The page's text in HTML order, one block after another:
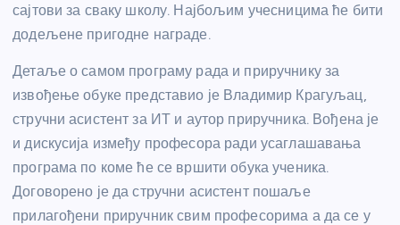
сајтови за сваку школу. Најбољим учесницима ће бити
додељене пригодне награде.
Детаље о самом програму рада и приручнику за
извођење обуке представио је Владимир Крагуљац,
стручни асистент за ИТ и аутор приручника. Вођена је
и дискусија између професора ради усаглашавања
програма по коме ће се вршити обука ученика.
Договорено је да стручни асистент пошаље
прилагођени приручник свим професорима а да се у